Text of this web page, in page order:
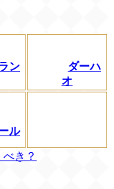
ン
ダーハ
オ
ル
き？